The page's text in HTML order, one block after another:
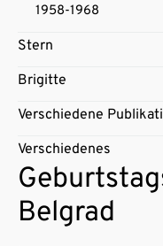
1958-1968
Stern
Brigitte
Verschiedene
Verschiedenes
Belgrad